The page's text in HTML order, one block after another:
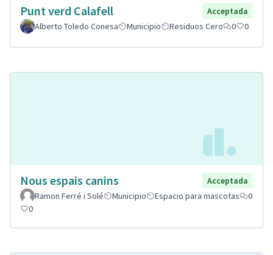
Punt verd Calafell
Acceptada
Alberto Toledo Conesa
Municipio Residuos Cero 0 0
Nous espais canins
Acceptada
Ramon Ferré i Solé
Municipio Espacio para mascotas
0
0